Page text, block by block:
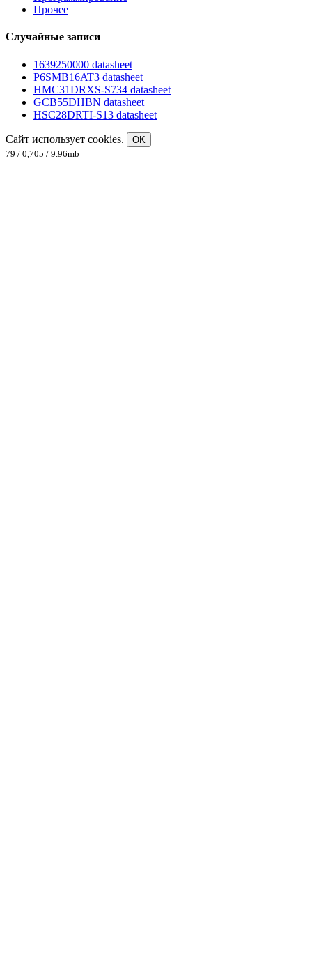
Прочее
Случайные записи
1639250000 datasheet
P6SMB16AT3 datasheet
HMC31DRXS-S734 datasheet
GCB55DHBN datasheet
HSC28DRTI-S13 datasheet
Сайт использует cookies.
OK
79 / 0,705 / 9.96mb